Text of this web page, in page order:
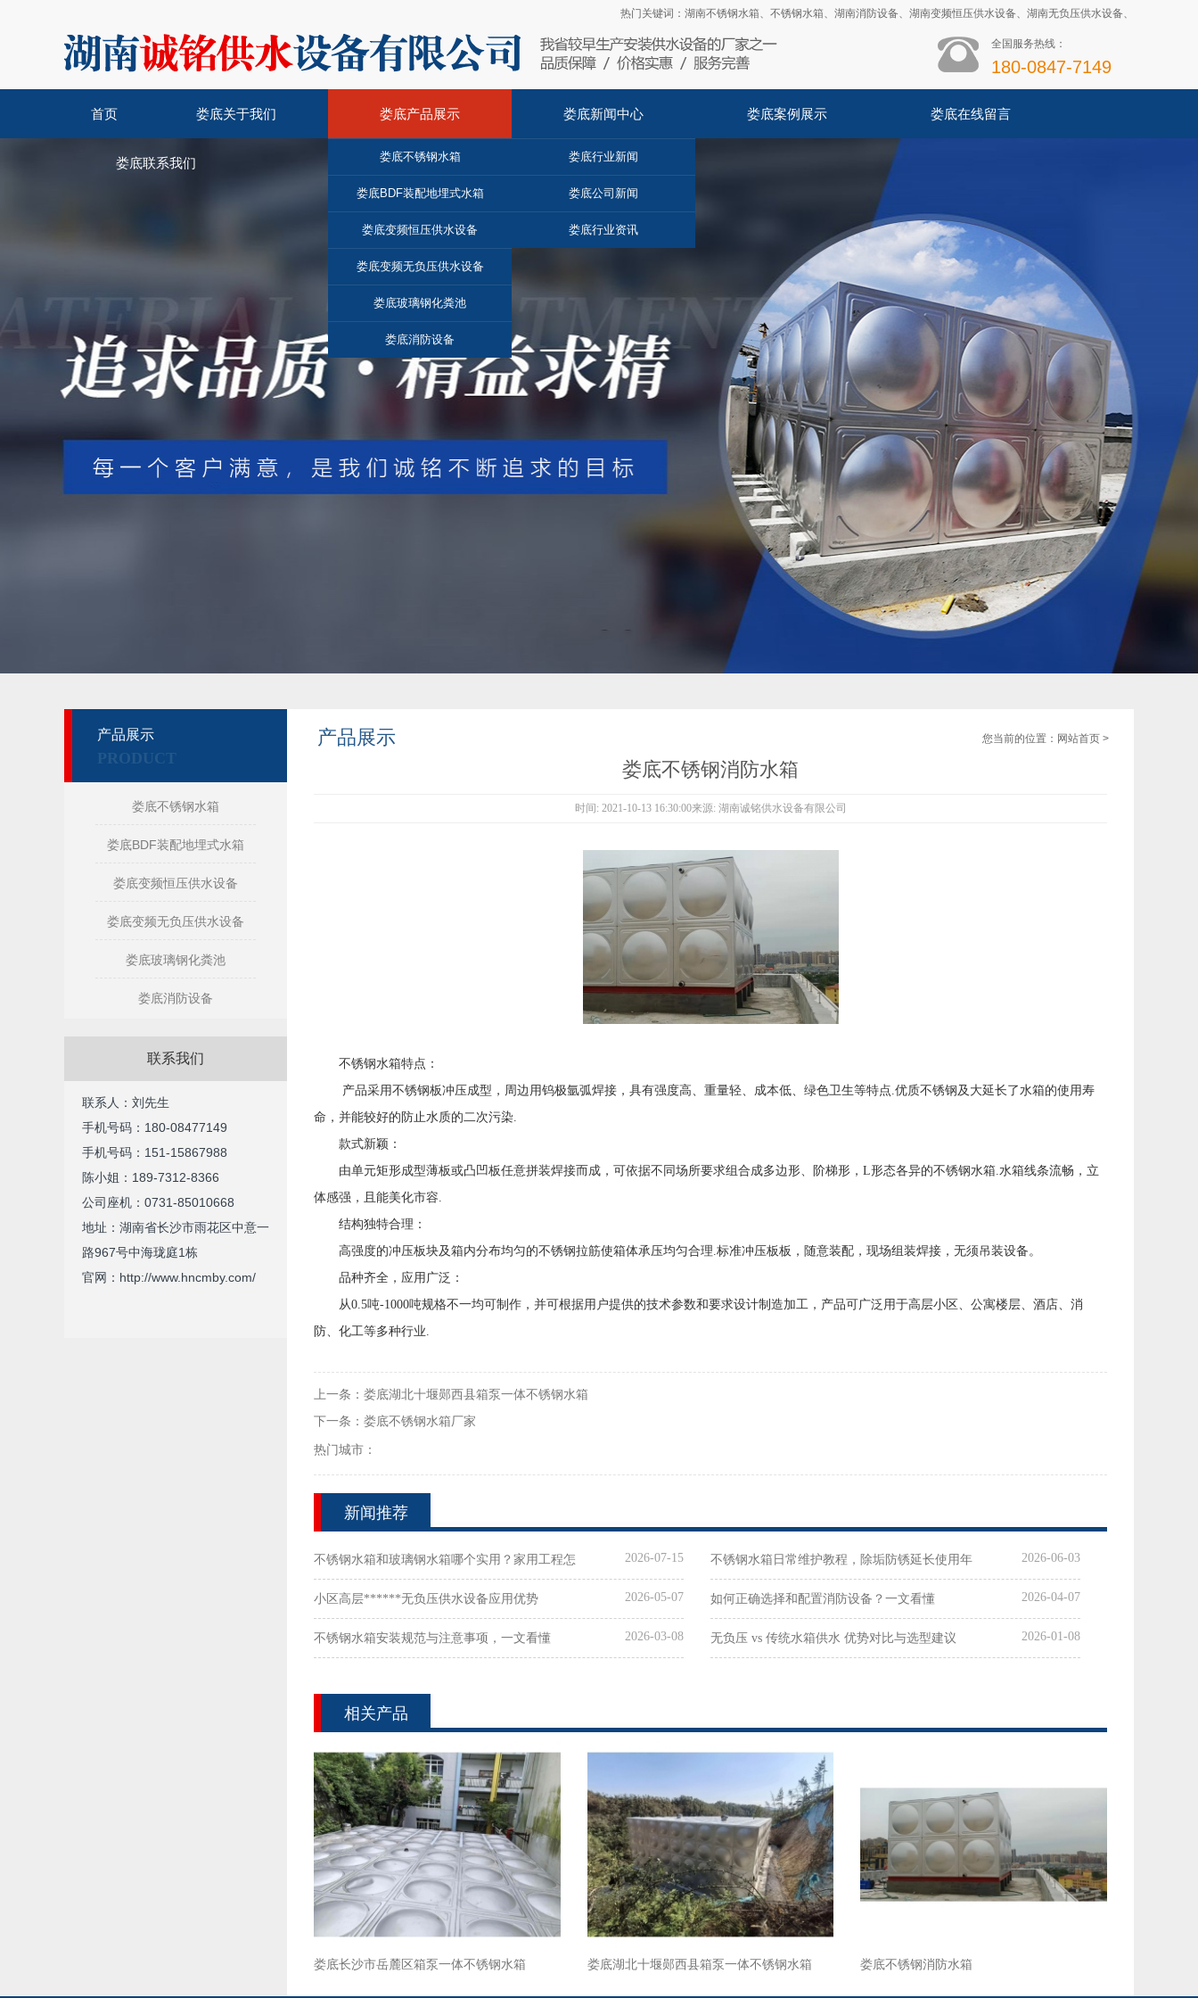
热门关键词： 湖南不锈钢水箱、 不锈钢水箱、 湖南消防设备、 湖南变频恒压供水设备、 湖南无负压供水设备、
全国服务热线：
180-0847-7149
首页 娄底关于我们 娄底产品展示
娄底不锈钢水箱
娄底BDF装配地埋式水箱
娄底变频恒压供水设备
娄底变频无负压供水设备
娄底玻璃钢化粪池
娄底消防设备
娄底新闻中心
娄底行业新闻
娄底公司新闻
娄底行业资讯
娄底案例展示 娄底在线留言
娄底联系我们
产品展示
PRODUCT
娄底不锈钢水箱
娄底BDF装配地埋式水箱
娄底变频恒压供水设备
娄底变频无负压供水设备
娄底玻璃钢化粪池
娄底消防设备
联系我们
联系人：刘先生
手机号码：180-08477149
手机号码： 151-15867988
陈小姐：189-7312-8366
公司座机：0731-85010668
地址：湖南省长沙市雨花区中意一
路967号中海珑庭1栋
官网：http://www.hncmby.com/
产品展示 您当前的位置： 网站首页 >
娄底不锈钢消防水箱
时间: 2021-10-13 16:30:00来源: 湖南诚铭供水设备有限公司
不锈钢水箱特点：
产品采用不锈钢板冲压成型，周边用钨极氩弧焊接，具有强度高、重量轻、成本低、绿色卫生等特点.优质不锈钢及大延长了水箱的使用寿
命，并能较好的防止水质的二次污染.
款式新颖：
由单元矩形成型薄板或凸凹板任意拼装焊接而成，可依据不同场所要求组合成多边形、阶梯形， L形态各异的不锈钢水箱.水箱线条流畅，立
体感强，且能美化市容.
结构独特合理：
高强度的冲压板块及箱内分布均匀的不锈钢拉筋使箱体承压均匀合理.标准冲压板板，随意装配，现场组装焊接，无须吊装设备。
品种齐全，应用广泛：
从0.5吨-1000吨规格不一均可制作，并可根据用户提供的技术参数和要求设计制造加工，产品可广泛用于高层小区、公寓楼层、酒店、消
防、化工等多种行业.
上一条： 娄底湖北十堰郧西县箱泵一体不锈钢水箱
下一条： 娄底不锈钢水箱厂家
热门城市：
新闻推荐
不锈钢水箱和玻璃钢水箱哪个实用？家用工程怎
么选？
2026-07-15 不锈钢水箱日常维护教程，除垢防锈延长使用年
限
2026-06-03
小区高层******无负压供水设备应用优势 2026-05-07 如何正确选择和配置消防设备？一文看懂 2026-04-07
不锈钢水箱安装规范与注意事项，一文看懂 2026-03-08 无负压 vs 传统水箱供水 优势对比与选型建议 2026-01-08
相关产品
娄底长沙市岳麓区箱泵一体不锈钢水箱 娄底湖北十堰郧西县箱泵一体不锈钢水箱 娄底不锈钢消防水箱